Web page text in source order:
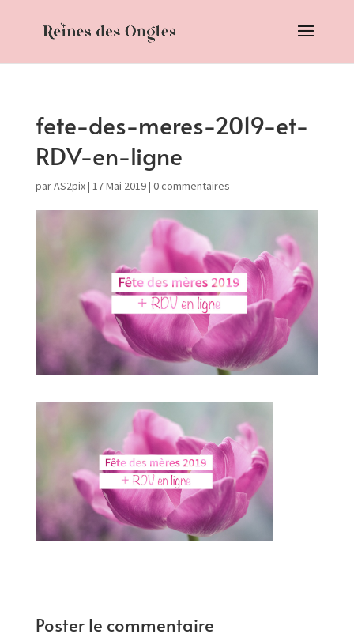
fete-des-meres-2019-et-
RDV-en-ligne
parAS2pix| 17 Mai 2019| 0 commentaires
Poster le commentaire